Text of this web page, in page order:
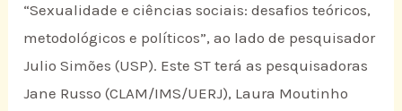
“Sexualidade e ciências sociais: desafios teóricos,
metodológicos e políticos”, ao lado de pesquisador
Julio Simões (USP). Este ST terá as pesquisadoras
Jane Russo (CLAM/IMS/UERJ), Laura Moutinho